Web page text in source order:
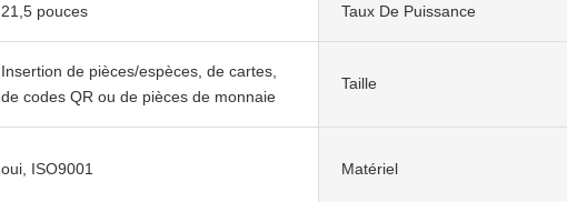
21,5 pouces Taux De Puissance
Insertion de pièces/espèces, de cartes,
de codes QR ou de pièces de monnaie
Taille
oui, ISO9001 Matériel